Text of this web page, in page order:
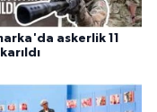
askerlik 11